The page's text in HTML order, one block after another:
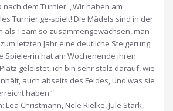
dem Turnier: „Wir haben am
Turnier ge-spielt! Die Mädels sind in der
als Team so zusammengewachsen, man
letzten Jahr eine deutliche Steigerung
Spiele-rin hat am Wochenende ihren
geleistet, ich bin sehr stolz darauf, wie
auch abseits des Feldes, und was sie
haben.“
Lea Christmann, Nele Rielke, Jule Stark,